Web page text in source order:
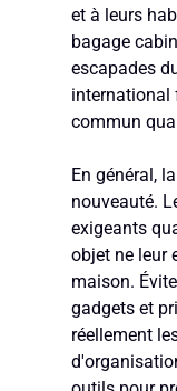
et à leurs
bagage
escapades
international
commun
En général,
nouveauté.
exigeants
objet ne leur
maison.
gadgets et
réellement